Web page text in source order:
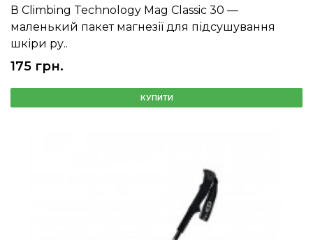
В Climbing Technology Mag Classic 30 —
маленький пакет магнезії для підсушування
шкіри ру..
175 грн.
КУПИТИ